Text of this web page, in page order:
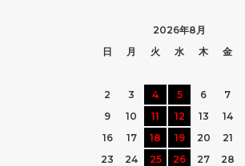
2026年8月
日
月 火 水 木 金
2
3 4 5 6 7
9
10 11 12 13 14
16
17 18 19 20 21
23
24 25 26 27 28